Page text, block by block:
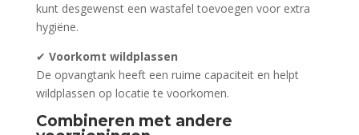
kunt desgewenst een wastafel toevoegen voor extra
hygiëne.
✔ Voorkomt wildplassen
De opvangtank heeft een ruime capaciteit en helpt
wildplassen op locatie te voorkomen.
Combineren met andere